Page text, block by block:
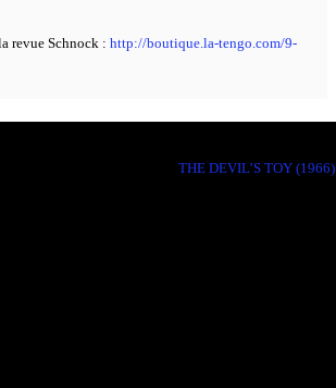
revue Schnock :http://boutique.la-tengo.com/9-
THE DEVIL’S TOY (1966)